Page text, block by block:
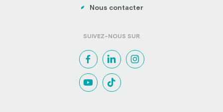
Nous contacter
SUIVEZ-NOUS SUR